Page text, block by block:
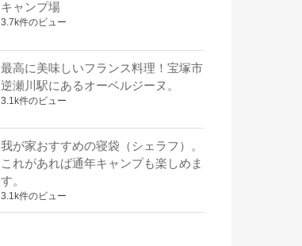
キャンプ場
3.7k件のビュー
最高に美味しいフランス料理！宝塚市
逆瀬川駅にあるオーベルジーヌ。
3.1k件のビュー
我が家おすすめの寝袋（シェラフ）。
これがあれば通年キャンプも楽しめま
す。
3.1k件のビュー